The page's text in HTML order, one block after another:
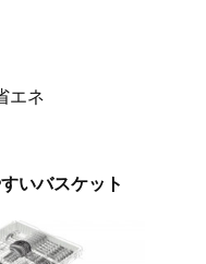
エネ
いバスケット